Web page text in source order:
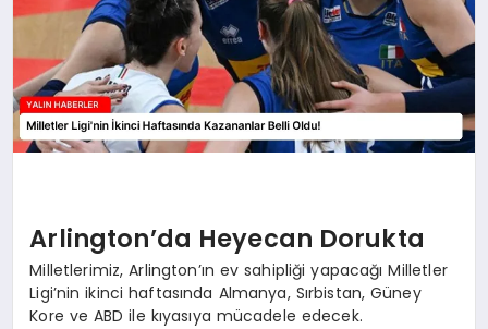
SAĞLIK
Arlington’da Heyecan Dorukta
Milletlerimiz, Arlington’ın ev sahipliği yapacağı Milletler
Ligi’nin ikinci haftasında Almanya, Sırbistan, Güney
Kore ve ABD ile kıyasıya mücadele edecek.